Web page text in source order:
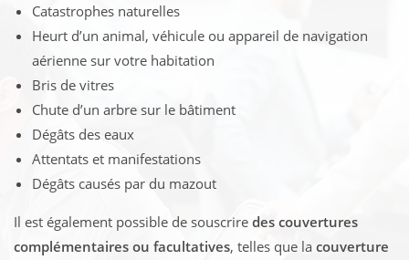
Catastrophes naturelles
Heurt d’un animal, véhicule ou appareil de navigation
aérienne sur votre habitation
Bris de vitres
Chute d’un arbre sur le bâtiment
Dégâts des eaux
Attentats et manifestations
Dégâts causés par du mazout
Il est également possible de souscrire des couvertures
complémentaires ou facultatives, telles que la couverture